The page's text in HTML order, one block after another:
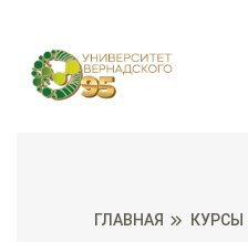
ГЛАВНАЯ КУРСЫ